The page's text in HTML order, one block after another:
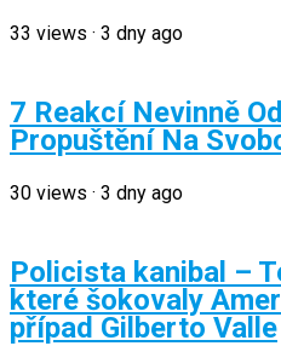
33 views · 3 dny ago
7 Reakcí Nevinně
Propuštění Na
30 views · 3 dny ago
Policista kanibal –
které šokovaly
případ Gilberto Valle